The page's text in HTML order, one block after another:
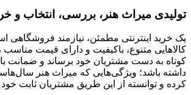
تولیدی میراث هنر، بررسی، انتخاب و
یک خرید اینترنتی مطمئن، نیازمند فروشگاهی
کالاهایی متنوع، باکیفیت و دارای قیمت
کوتاه به دست مشتریان خود برساند و ضمانت
داشته باشد؛ ویژگی‌هایی که میراث هنر
کرده و توانسته از این طریق مشتریان ثابت خود